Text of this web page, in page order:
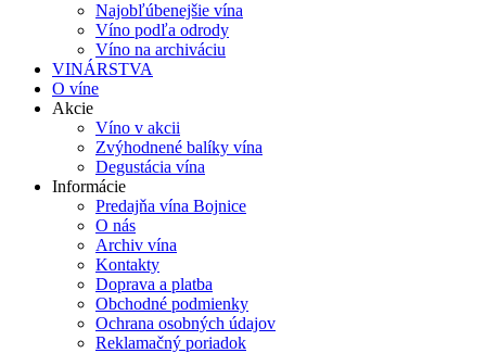
Najobľúbenejšie vína
Víno podľa odrody
Víno na archiváciu
VINÁRSTVA
O víne
Akcie
Víno v akcii
Zvýhodnené balíky vína
Degustácia vína
Informácie
Predajňa vína Bojnice
O nás
Archiv vína
Kontakty
Doprava a platba
Obchodné podmienky
Ochrana osobných údajov
Reklamačný poriadok